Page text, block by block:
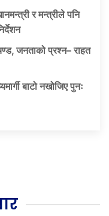
र मन्त्रीले पनि
जनताको प्रश्न– राहत
बाटो नखोजिए पुनः